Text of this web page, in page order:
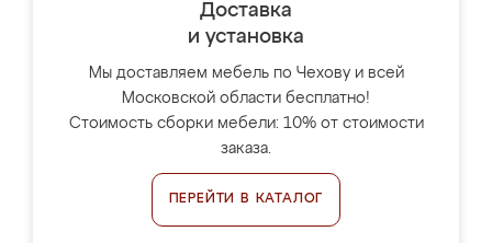
Доставка
и установка
Мы доставляем мебель по Чехову и всей
Московской области бесплатно!
Стоимость сборки мебели: 10% от стоимости
заказа.
ПЕРЕЙТИ В КАТАЛОГ